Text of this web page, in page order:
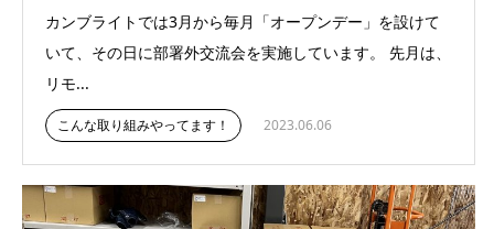
カンブライトでは3月から毎月「オープンデー」を設けて
いて、その日に部署外交流会を実施しています。 先月は、
リモ...
こんな取り組みやってます！ 2023.06.06